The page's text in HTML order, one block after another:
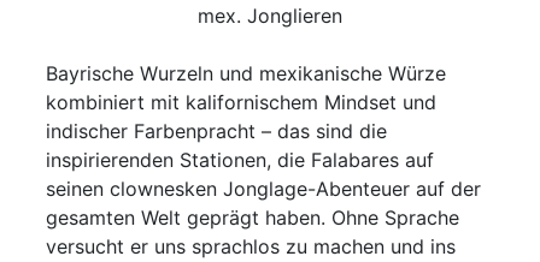
mex. Jonglieren
Bayrische Wurzeln und mexikanische Würze
kombiniert mit kalifornischem Mindset und
indischer Farbenpracht – das sind die
inspirierenden Stationen, die Falabares auf
seinen clownesken Jonglage-Abenteuer auf der
gesamten Welt geprägt haben. Ohne Sprache
versucht er uns sprachlos zu machen und ins